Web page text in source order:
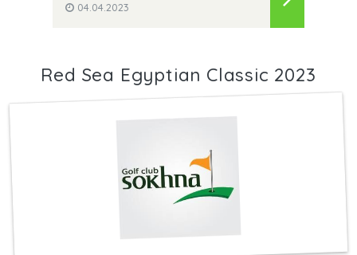
04.04.2023
Red Sea Egyptian Classic 2023